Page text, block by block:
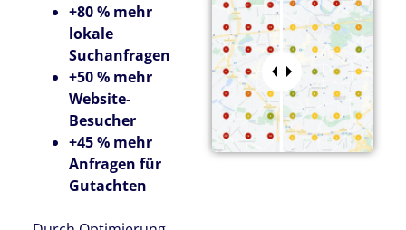
+80 % mehr
lokale
Suchanfragen
+50 % mehr
Website-
Besucher
+45 % mehr
Anfragen für
Gutachten